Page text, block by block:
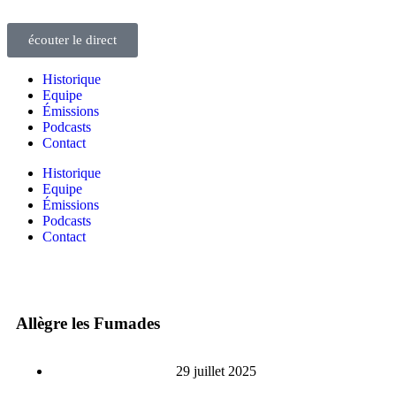
écouter le direct
Historique
Equipe
Émissions
Podcasts
Contact
Historique
Equipe
Émissions
Podcasts
Contact
Allègre les Fumades
29 juillet 2025